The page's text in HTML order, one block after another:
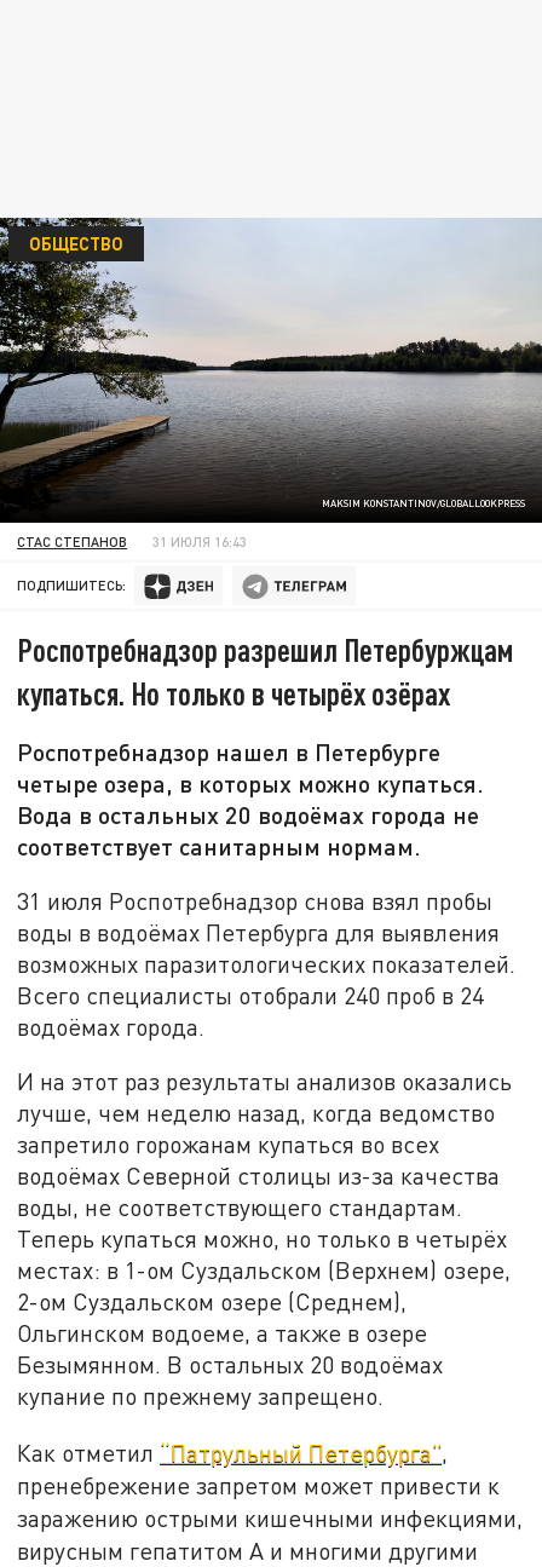
MAKSIM KONSTANTINOV/GLOBALLOOKPRESS
ОБЩЕСТВО
СТАС СТЕПАНОВ 31 ИЮЛЯ 16:43
ПОДПИШИТЕСЬ:
Роспотребнадзор разрешил Петербуржцам
купаться. Но только в четырёх озёрах
Роспотребнадзор нашел в Петербурге
четыре озера, в которых можно купаться.
Вода в остальных 20 водоёмах города не
соответствует санитарным нормам.
31 июля Роспотребнадзор снова взял пробы
воды в водоёмах Петербурга для выявления
возможных паразитологических показателей.
Всего специалисты отобрали 240 проб в 24
водоёмах города.
И на этот раз результаты анализов оказались
лучше, чем неделю назад, когда ведомство
запретило горожанам купаться во всех
водоёмах Северной столицы из-за качества
воды, не соответствующего стандартам.
Теперь купаться можно, но только в четырёх
местах: в 1-ом Суздальском (Верхнем) озере,
2-ом Суздальском озере (Среднем),
Ольгинском водоеме, а также в озере
Безымянном. В остальных 20 водоёмах
купание по прежнему запрещено.
Как отметил “Патрульный Петербурга”,
пренебрежение запретом может привести к
заражению острыми кишечными инфекциями,
вирусным гепатитом А и многими другими